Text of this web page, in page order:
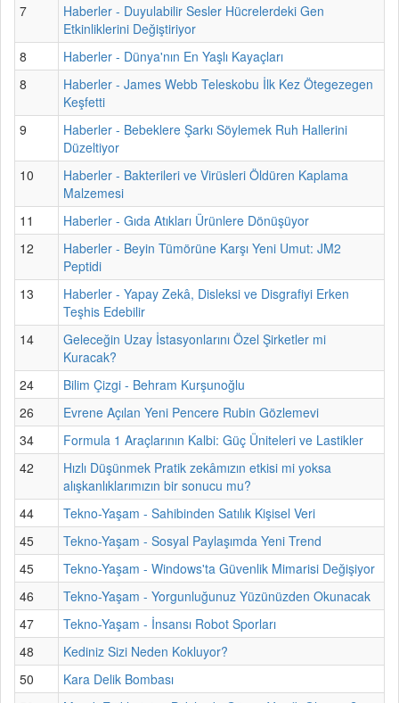
7
Haberler - Duyulabilir Sesler Hücrelerdeki Gen
Etkinliklerini Değiştiriyor
8
Haberler - Dünya'nın En Yaşlı Kayaçları
8
Haberler - James Webb Teleskobu İlk Kez Ötegezegen
Keşfetti
9
Haberler - Bebeklere Şarkı Söylemek Ruh Hallerini
Düzeltiyor
10
Haberler - Bakterileri ve Virüsleri Öldüren Kaplama
Malzemesi
11
Haberler - Gıda Atıkları Ürünlere Dönüşüyor
12
Haberler - Beyin Tümörüne Karşı Yeni Umut: JM2
Peptidi
13
Haberler - Yapay Zekâ, Disleksi ve Disgrafiyi Erken
Teşhis Edebilir
14
Geleceğin Uzay İstasyonlarını Özel Şirketler mi
Kuracak?
24
Bilim Çizgi - Behram Kurşunoğlu
26
Evrene Açılan Yeni Pencere Rubin Gözlemevi
34
Formula 1 Araçlarının Kalbi: Güç Üniteleri ve Lastikler
42
Hızlı Düşünmek Pratik zekâmızın etkisi mi yoksa
alışkanlıklarımızın bir sonucu mu?
44
Tekno-Yaşam - Sahibinden Satılık Kişisel Veri
45
Tekno-Yaşam - Sosyal Paylaşımda Yeni Trend
45
Tekno-Yaşam - Windows'ta Güvenlik Mimarisi Değişiyor
46
Tekno-Yaşam - Yorgunluğunuz Yüzünüzden Okunacak
47
Tekno-Yaşam - İnsansı Robot Sporları
48
Kediniz Sizi Neden Kokluyor?
50
Kara Delik Bombası